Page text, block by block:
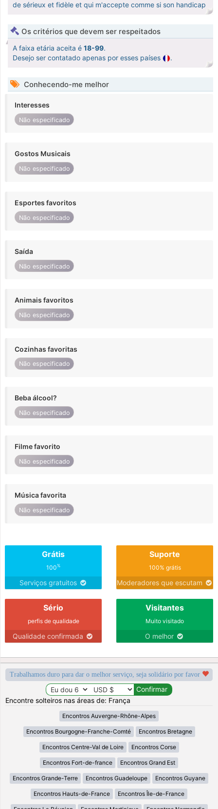
de sérieux et fidèle et qui m'accepte comme si son handicap
Os critérios que devem ser respeitados
A faixa etária aceita é 18-99.
Desejo ser contatado apenas por esses países
.
Conhecendo-me melhor
Interesses
Não especificado
Gostos Musicais
Não especificado
Esportes favoritos
Não especificado
Saída
Não especificado
Animais favoritos
Não especificado
Cozinhas favoritas
Não especificado
Beba álcool?
Não especificado
Filme favorito
Não especificado
Música favorita
Não especificado
Grátis
100%
Serviços gratuitos
Suporte
100% grátis
Moderadores que escutam
Sério
perfis de qualidade
Qualidade confirmada
Visitantes
Muito visitado
O melhor
Trabalhamos duro para dar o melhor serviço, seja solidário por favor
Encontre solteiros nas áreas de: França
Encontros Auvergne-Rhône-Alpes
Encontros Bourgogne-Franche-Comté Encontros Bretagne
Encontros Centre-Val de Loire Encontros Corse
Encontros Fort-de-france Encontros Grand Est
Encontros Grande-Terre Encontros Guadeloupe Encontros Guyane
Encontros Hauts-de-France Encontros Île-de-France